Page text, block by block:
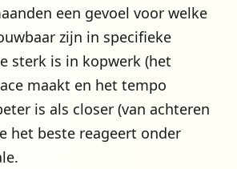
een gevoel voor welke
zijn in specifieke
sterk is in kopwerk (het
maakt en het tempo
is als closer (van achteren
het beste reageert onder